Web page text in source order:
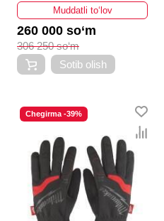
Muddatli to‘lov
260 000 so‘m
306 250 so‘m
Sotib olish
Chegirma -39%